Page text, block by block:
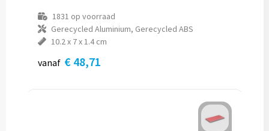
1831 op voorraad
Gerecycled Aluminium, Gerecycled ABS
10.2 x 7 x 1.4 cm
vanaf € 48,71